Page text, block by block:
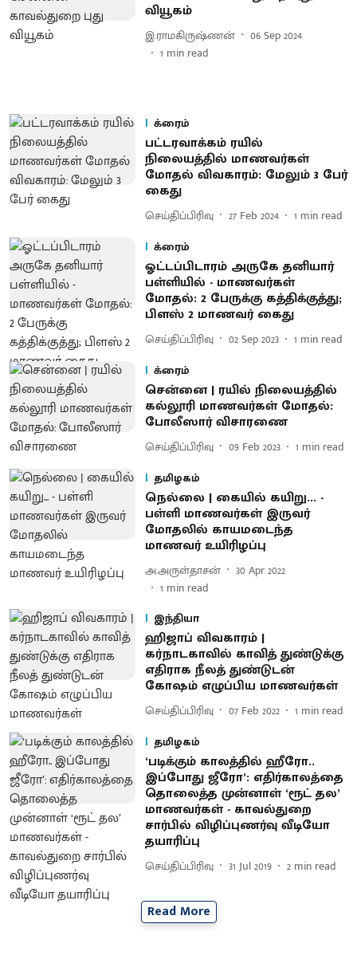
வியூகம்
இ.ராமகிருஷ்ணன்
06 Sep 2024
1 min read
க்ரைம்
பட்டரவாக்கம் ரயில்
நிலையத்தில் மாணவர்கள்
மோதல் விவகாரம்: மேலும் 3 பேர்
கைது
செய்திப்பிரிவு 27 Feb 2024 1 min read
க்ரைம்
ஓட்டப்பிடாரம் அருகே தனியார்
பள்ளியில் - மாணவர்கள்
மோதல்: 2 பேருக்கு கத்திக்குத்து;
பிளஸ் 2 மாணவர் கைது
செய்திப்பிரிவு 02 Sep 2023 1 min read
க்ரைம்
சென்னை | ரயில் நிலையத்தில்
கல்லூரி மாணவர்கள் மோதல்:
போலீஸார் விசாரணை
செய்திப்பிரிவு 09 Feb 2023 1 min read
தமிழகம்
நெல்லை | கையில் கயிறு... -
பள்ளி மாணவர்கள் இருவர்
மோதலில் காயமடைந்த
மாணவர் உயிரிழப்பு
அ.அருள்தாசன்
30 Apr 2022
1 min read
இந்தியா
ஹிஜாப் விவகாரம் |
கர்நாடகாவில் காவித் துண்டுக்கு
எதிராக நீலத் துண்டுடன்
கோஷம் எழுப்பிய மாணவர்கள்
செய்திப்பிரிவு 07 Feb 2022 1 min read
தமிழகம்
‘படிக்கும் காலத்தில் ஹீரோ..
இப்போது ஜீரோ’ : எதிர்காலத்தை
தொலைத்த முன்னாள் ‘ரூட் தல’
மாணவர்கள் - காவல்துறை
சார்பில் விழிப்புணர்வு வீடியோ
தயாரிப்பு
செய்திப்பிரிவு 31 Jul 2019 2 min read
Read More